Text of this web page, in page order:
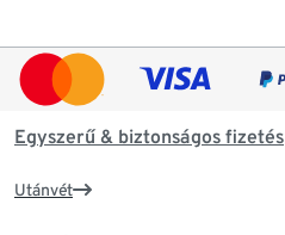
Egyszerű & biztonságos fizetés
Utánvét